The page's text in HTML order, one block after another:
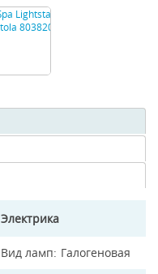
Электрика
Вид ламп Галогеновая